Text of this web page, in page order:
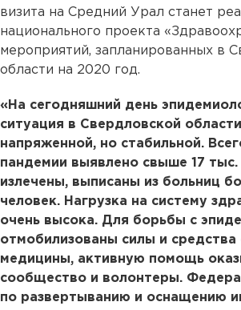
визита на Средний Урал станет
национального проекта
мероприятий, запланированных в
области на 2020 год.
«На сегодняшний день
ситуация в Свердловской
напряженной, но стабильной.
пандемии выявлено свыше 17 тыс.
излечены, выписаны из больниц
человек. Нагрузка на систему
очень высока. Для борьбы с
отмобилизованы силы и средства
медицины, активную помощь
сообщество и волонтеры.
по развертыванию и оснащению